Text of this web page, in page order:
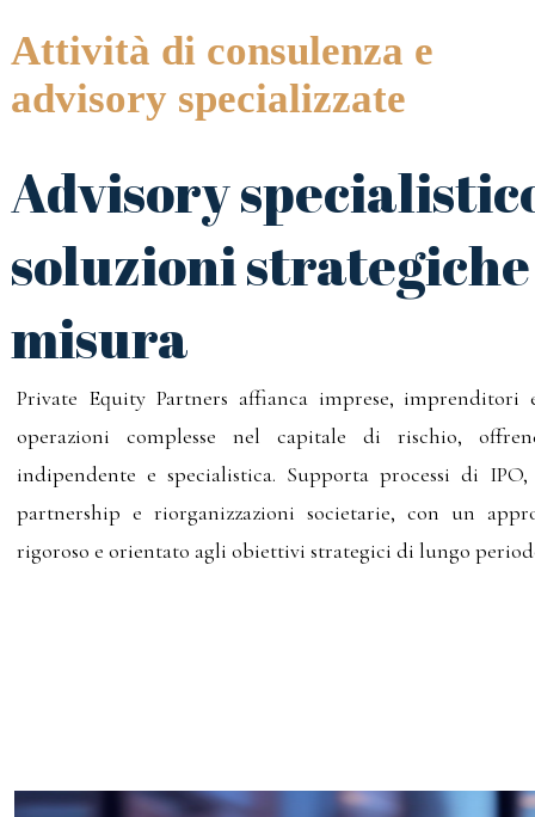
Attività di consulenza e
advisory specializzate
Advisory
soluzioni
misura
Private Equity Partners affianca imprese,
operazioni complesse nel capitale di rischio,
indipendente e specialistica. Supporta processi di
partnership e riorganizzazioni societarie, con un
rigoroso e orientato agli obiettivi strategici di lungo